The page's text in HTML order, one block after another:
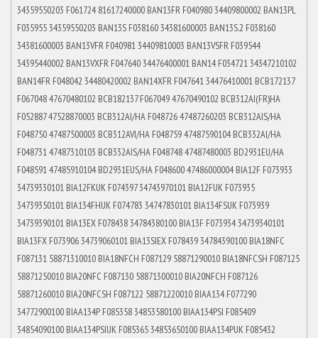
34359550203 F061724 81617240000 BAN13FR F040980 34409800002 BAN13PL
F035955 34359550203 BAN13S F038160 34381600003 BAN13S.2 F038160
34381600003 BAN13VFR F040981 34409810003 BAN13VSFR F039544
34395440002 BAN13VXFR F047640 34476400001 BAN14 F034721 34347210102
BAN14FR F048042 34480420002 BAN14XFR F047641 34476410001 BCB172137
F067048 47670480102 BCB182137 F067049 47670490102 BCB312AI(FR)HA
F052887 47528870003 BCB312AI/HA F048726 47487260203 BCB312AIS/HA
F048750 47487500003 BCB312AVI/HA F048759 47487590104 BCB332AI/HA
F048731 47487310103 BCB332AIS/HA F048748 47487480003 BD2931EU/HA
F048591 47485910104 BD2931EUS/HA F048600 47486000004 BIA12F F073933
34739330101 BIA12FKUK F074397 34743970101 BIA12FUK F073935
34739350101 BIA134FHUK F074783 34747830101 BIA134FSUK F073939
34739390101 BIA13EX F078438 34784380100 BIA13F F073934 34739340101
BIA13FX F073906 34739060101 BIA13SIEX F078439 34784390100 BIA18NFC
F087131 58871310010 BIA18NFCH F087129 58871290010 BIA18NFCSH F087125
58871250010 BIA20NFC F087130 58871300010 BIA20NFCH F087126
58871260010 BIA20NFCSH F087122 58871220010 BIAA134 F077290
34772900100 BIAA134P F085358 34853580100 BIAA134PSI F085409
34854090100 BIAA134PSIUK F085365 34853650100 BIAA134PUK F085432